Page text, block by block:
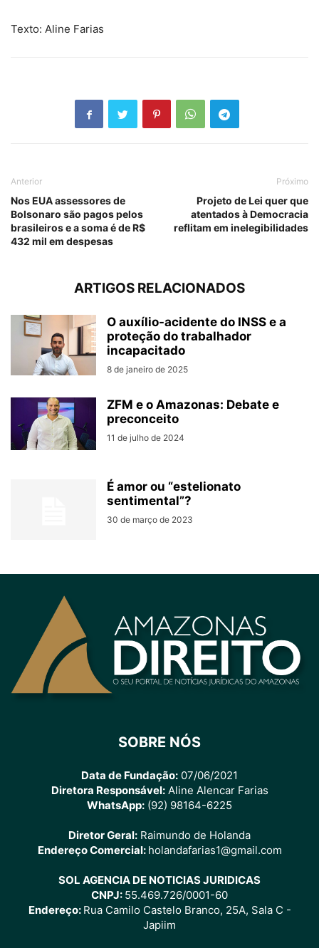
Texto: Aline Farias
Anterior
Nos EUA assessores de
Bolsonaro são pagos pelos
brasileiros e a soma é de R$
432 mil em despesas
Próximo
Projeto de Lei quer que
atentados à Democracia
reflitam em inelegibilidades
ARTIGOS RELACIONADOS
O auxílio-acidente do INSS e a
proteção do trabalhador
incapacitado
8 de janeiro de 2025
ZFM e o Amazonas: Debate e
preconceito
11 de julho de 2024
É amor ou “estelionato
sentimental”?
30 de março de 2023
SOBRE NÓS
Data de Fundação: 07/06/2021
Diretora Responsável:Aline Alencar Farias
WhatsApp: (92) 98164-6225
Diretor Geral: Raimundo de Holanda
Endereço Comercial: holandafarias1@gmail.com
SOL AGENCIA DE NOTICIAS JURIDICAS
CNPJ: 55.469.726/0001-60
Endereço: Rua Camilo Castelo Branco, 25A, Sala C -
Japiim